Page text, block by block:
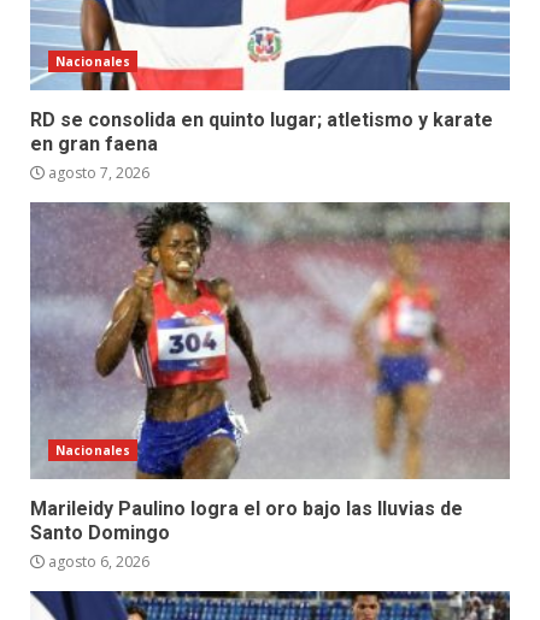
Nacionales
RD se consolida en quinto lugar; atletismo y karate
en gran faena
agosto 7, 2026
Nacionales
Marileidy Paulino logra el oro bajo las lluvias de
Santo Domingo
agosto 6, 2026